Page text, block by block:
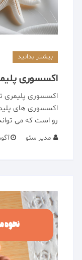
بیشتر بدانید
اکسسوری
اکسسوری‌ های
رو است که می
مدیر سئو